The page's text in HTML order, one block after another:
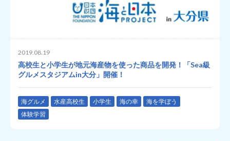
2019.08.19
高校生と小学生が地元海産物を使った商品を開発！「Sea級
グルメスタジアムin大分」開催！
海グルメ 水産高校生 小学生 海の幸
海を学ぼう
体験学習